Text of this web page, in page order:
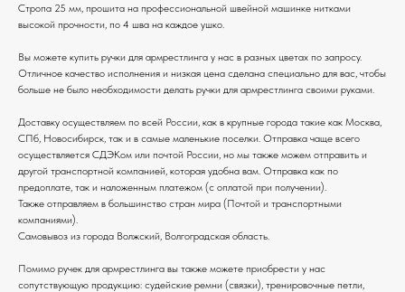
Стропа 25 мм, прошита на профессиональной швейной машинке нитками
высокой прочности, по 4 шва на каждое ушко.
Вы можете купить ручки для армрестлинга у нас в разных цветах по запросу.
Отличное качество исполнения и низкая цена сделана специально для вас, чтобы
больше не было необходимости делать ручки для армрестлинга своими руками.
Доставку осуществляем по всей России, как в крупные города такие как Москва,
СПб, Новосибирск, так и в самые маленькие поселки. Отправка чаще всего
осуществляется СДЭКом или почтой России, но мы также можем отправить и
другой транспортной компанией, которая удобна вам. Отправка как по
предоплате, так и наложенным платежом (с оплатой при получении).
Также отправляем в большинство стран мира (Почтой и транспортными
компаниями).
Самовывоз из города Волжский, Волгоградская область.
Помимо ручек для армрестлинга вы также можете приобрести у нас
сопутствующую продукцию: судейские ремни (связки), тренировочные петли,